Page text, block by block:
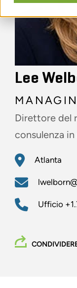
Lee
Direttore del
consulenza
Atlanta
Ufficio